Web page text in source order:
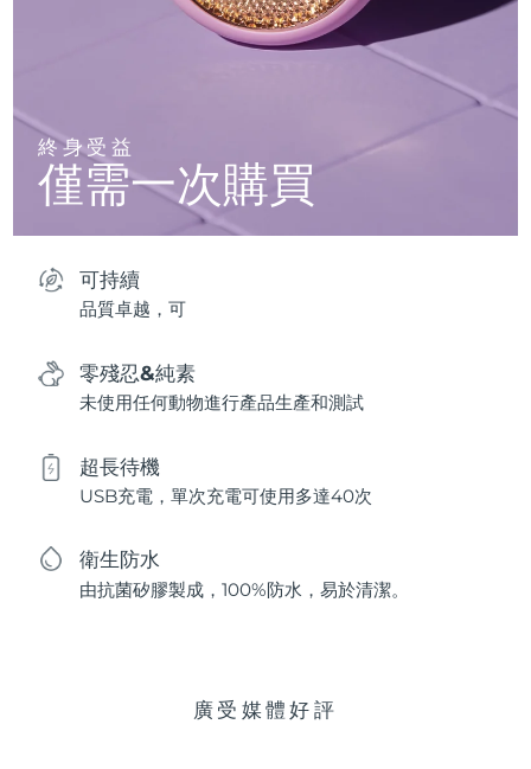
終身受益
僅需一次購買
可持續
品質卓越，可
零殘忍&純素
未使用任何動物進行產品生產和測試
超長待機
USB充電，單次充電可使用多達40次
衛生防水
由抗菌矽膠製成，100%防水，易於清潔。
廣受媒體好評